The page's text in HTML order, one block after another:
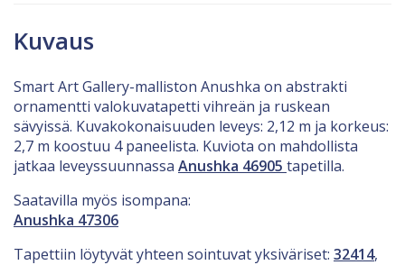
Kuvaus
Smart Art Gallery-malliston Anushka on abstrakti
ornamentti valokuvatapetti vihreän ja ruskean
sävyissä. Kuvakokonaisuuden leveys: 2,12 m ja korkeus:
2,7 m koostuu 4 paneelista. Kuviota on mahdollista
jatkaa leveyssuunnassa Anushka 46905 tapetilla.
Saatavilla myös isompana:
Anushka 47306
Tapettiin löytyvät yhteen sointuvat yksiväriset: 32414,